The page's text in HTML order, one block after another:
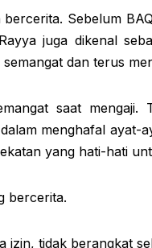
Sebelum
juga dikenal
dan terus
saat
menghafal ayat-
yang hati-hati
bercerita.
izin, tidak berangkat